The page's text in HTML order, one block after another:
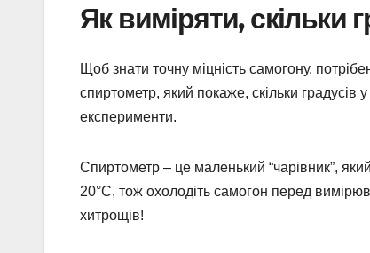
Як виміряти, скільки
Щоб знати точну міцність самогону,
спиртометр, який покаже, скільки
експерименти.
Спиртометр – це маленький “чарівник”,
20°C, тож охолодіть самогон перед
хитрощів!